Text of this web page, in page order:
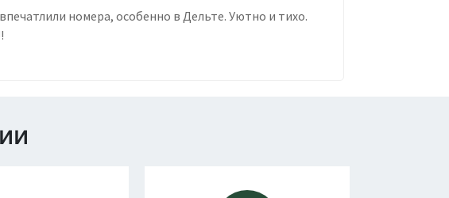
номера, особенно в Дельте. Уютно и тихо.